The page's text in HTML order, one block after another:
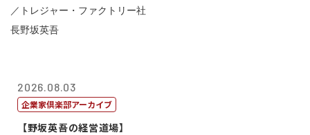
2026.08.03
企業家倶楽部アーカイブ
【野坂英吾の経営道場】